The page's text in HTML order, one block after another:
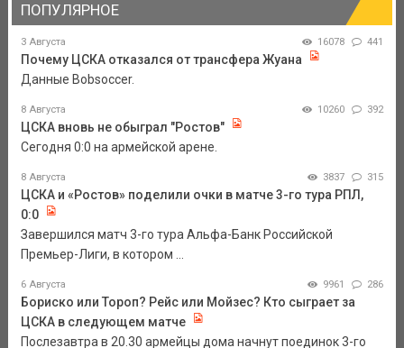
ПОПУЛЯРНОЕ
3 Августа 16078 441
Почему ЦСКА отказался от трансфера Жуана
Данные Bobsoccer.
8 Августа 10260 392
ЦСКА вновь не обыграл "Ростов"
Сегодня 0:0 на армейской арене.
8 Августа 3837 315
ЦСКА и «Ростов» поделили очки в матче 3-го тура РПЛ,
0:0
Завершился матч 3-го тура Альфа-Банк Российской
Премьер-Лиги, в котором ...
6 Августа 9961 286
Бориско или Тороп? Рейс или Мойзес? Кто сыграет за
ЦСКА в следующем матче
Послезавтра в 20.30 армейцы дома начнут поединок 3-го